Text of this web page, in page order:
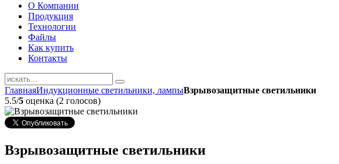
О Компании
Продукция
Технологии
Файлы
Как купить
Контакты
ГлавнаяИндукционные светильники, лампыВзрывозащитные светильники
5.5/5 оценка (2 голосов)
Взрывозащитные светильники